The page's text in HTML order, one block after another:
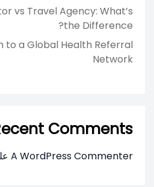
vs Travel Agency: What’s
the Difference?
to a Global Health Referral
Network
Comments
A WordPress Commenter